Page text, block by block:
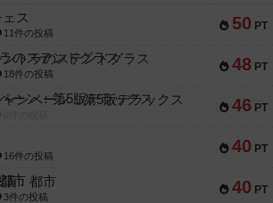
50 PT
ス
11件の投稿
48 PT
トラのステンドグラス
18件の投稿
46 PT
ンペーン：第5版デラックス
40 PT
16件の投稿
40 PT
：都市
3件の投稿